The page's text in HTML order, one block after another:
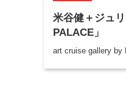
米谷健＋ジュ
PALACE」
art cruise gallery by